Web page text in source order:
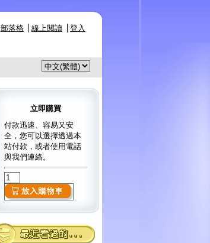
部落格 線上閱讀 登入
立即購買
付款迅速、容易又安
全，您可以選擇透過本
站付款，或者使用電話
與我們連絡。